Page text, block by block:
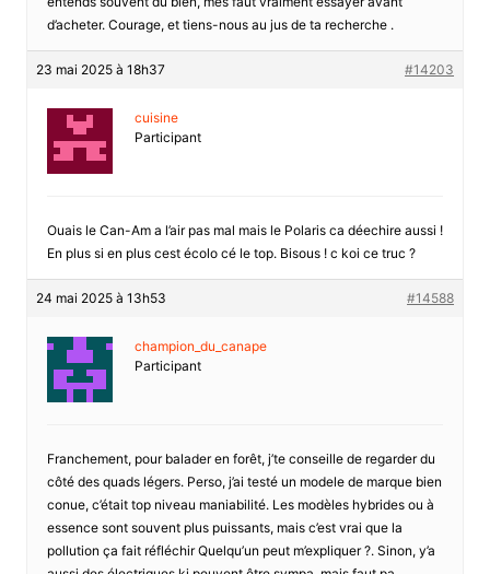
d’acheter. Courage, et tiens-nous au jus de ta recherche .
23 mai 2025 à 18h37 #14203
cuisine
Participant
Ouais le Can-Am a l’air pas mal mais le Polaris ca déechire aussi !
En plus si en plus cest écolo cé le top. Bisous ! c koi ce truc ?
24 mai 2025 à 13h53 #14588
champion_du_canape
Participant
Franchement, pour balader en forêt, j’te conseille de regarder du
côté des quads légers. Perso, j’ai testé un modele de marque bien
conue, c’était top niveau maniabilité. Les modèles hybrides ou à
essence sont souvent plus puissants, mais c’est vrai que la
pollution ça fait réfléchir Quelqu’un peut m’expliquer ?. Sinon, y’a